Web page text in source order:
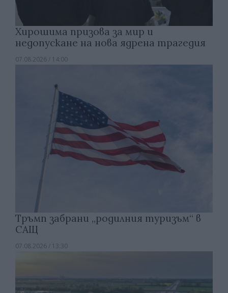
Хирошима призова за мир и
недопускане на нова ядрена трагедия
07.08.2026 / 14:00
Тръмп забрани „родилния туризъм“ в
САЩ
07.08.2026 / 13:30